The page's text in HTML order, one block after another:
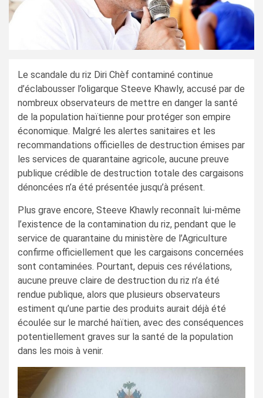
Le scandale du riz Diri Chèf contaminé continue
d’éclabousser l’oligarque Steeve Khawly, accusé par de
nombreux observateurs de mettre en danger la santé
de la population haïtienne pour protéger son empire
économique. Malgré les alertes sanitaires et les
recommandations officielles de destruction émises par
les services de quarantaine agricole, aucune preuve
publique crédible de destruction totale des cargaisons
dénoncées n’a été présentée jusqu’à présent.
Plus grave encore, Steeve Khawly reconnaît lui-même
l’existence de la contamination du riz, pendant que le
service de quarantaine du ministère de l’Agriculture
confirme officiellement que les cargaisons concernées
sont contaminées. Pourtant, depuis ces révélations,
aucune preuve claire de destruction du riz n’a été
rendue publique, alors que plusieurs observateurs
estiment qu’une partie des produits aurait déjà été
écoulée sur le marché haïtien, avec des conséquences
potentiellement graves sur la santé de la population
dans les mois à venir.